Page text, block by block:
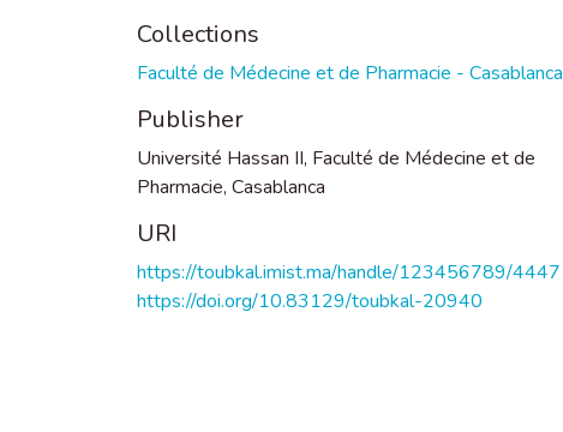
Collections
Faculté de Médecine et de Pharmacie - Casablanca
Publisher
Université Hassan II, Faculté de Médecine et de
Pharmacie, Casablanca
URI
https://toubkal.imist.ma/handle/123456789/4447
https://doi.org/10.83129/toubkal-20940